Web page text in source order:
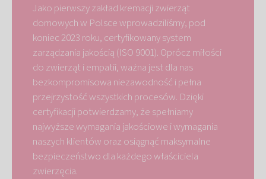
Jako pierwszy zakład kremacji zwierząt
domowych w Polsce wprowadziliśmy, pod
koniec 2023 roku, certyfikowany system
zarządzania jakością (ISO 9001). Oprócz miłości
do zwierząt i empatii, ważna jest dla nas
bezkompromisowa niezawodność i pełna
przejrzystość wszystkich procesów. Dzięki
certyfikacji potwierdzamy, że spełniamy
najwyższe wymagania jakościowe i wymagania
naszych klientów oraz osiągnąć maksymalne
bezpieczeństwo dla każdego właściciela
zwierzęcia.